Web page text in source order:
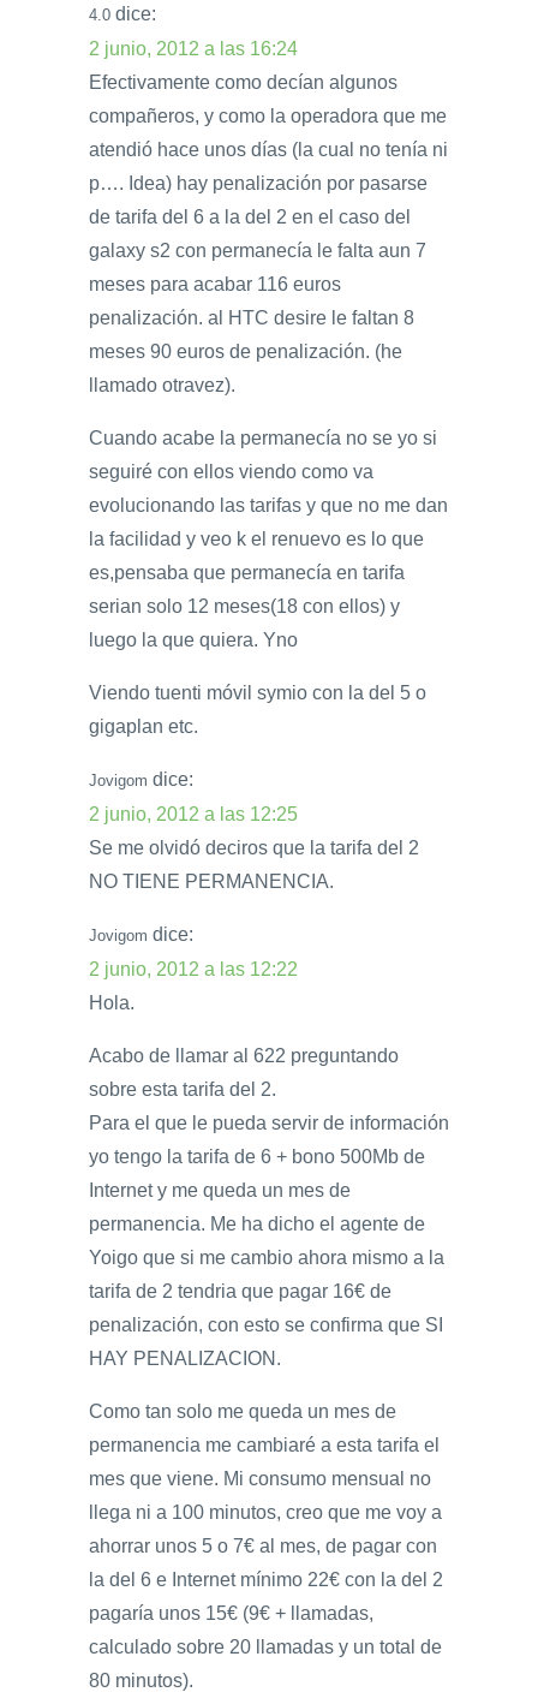
4.0 dice:
2 junio, 2012 a las 16:24
Efectivamente como decían algunos
compañeros, y como la operadora que me
atendió hace unos días (la cual no tenía ni
p…. Idea) hay penalización por pasarse
de tarifa del 6 a la del 2 en el caso del
galaxy s2 con permanecía le falta aun 7
meses para acabar 116 euros
penalización. al HTC desire le faltan 8
meses 90 euros de penalización. (he
llamado otravez).
Cuando acabe la permanecía no se yo si
seguiré con ellos viendo como va
evolucionando las tarifas y que no me dan
la facilidad y veo k el renuevo es lo que
es,pensaba que permanecía en tarifa
serian solo 12 meses(18 con ellos) y
luego la que quiera. Yno
Viendo tuenti móvil symio con la del 5 o
gigaplan etc.
Jovigom dice:
2 junio, 2012 a las 12:25
Se me olvidó deciros que la tarifa del 2
NO TIENE PERMANENCIA.
Jovigom dice:
2 junio, 2012 a las 12:22
Hola.
Acabo de llamar al 622 preguntando
sobre esta tarifa del 2.
Para el que le pueda servir de información
yo tengo la tarifa de 6 + bono 500Mb de
Internet y me queda un mes de
permanencia. Me ha dicho el agente de
Yoigo que si me cambio ahora mismo a la
tarifa de 2 tendria que pagar 16€ de
penalización, con esto se confirma que SI
HAY PENALIZACION.
Como tan solo me queda un mes de
permanencia me cambiaré a esta tarifa el
mes que viene. Mi consumo mensual no
llega ni a 100 minutos, creo que me voy a
ahorrar unos 5 o 7€ al mes, de pagar con
la del 6 e Internet mínimo 22€ con la del 2
pagaría unos 15€ (9€ + llamadas,
calculado sobre 20 llamadas y un total de
80 minutos).